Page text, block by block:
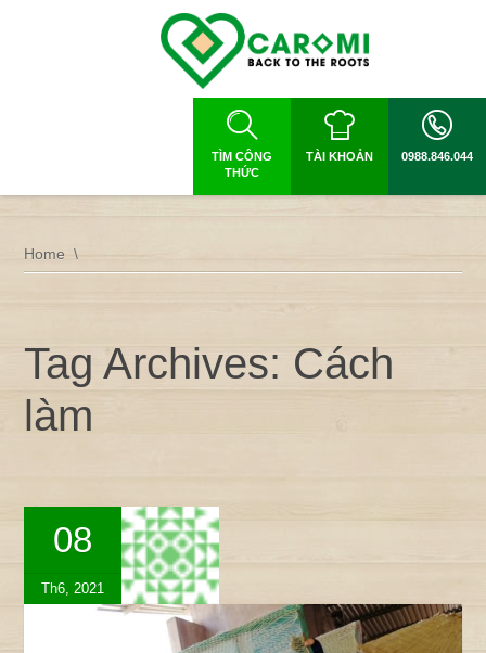
TÌM CÔNG
THỨC
TÀI KHOẢN 0988.846.044
Home
Tag Archives: Cách
làm
08
Th6, 2021